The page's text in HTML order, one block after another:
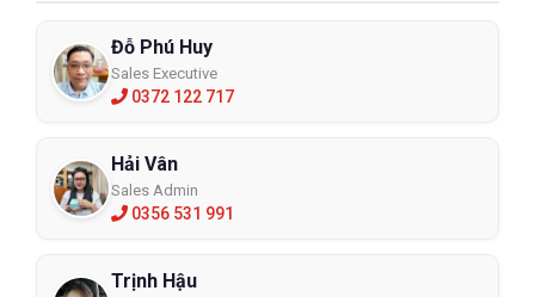
Đỗ Phú Huy
Sales Executive
0372 122 717
Hải Vân
Sales Admin
0356 531 991
Trịnh Hậu